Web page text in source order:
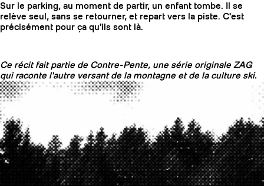
Sur le parking, au moment de partir, un enfant tombe. Il se
relève seul, sans se retourner, et repart vers la piste. C'est
précisément pour ça qu'ils sont là.
Ce récit fait partie de Contre-Pente, une série originale ZAG
qui raconte l'autre versant de la montagne et de la culture ski.